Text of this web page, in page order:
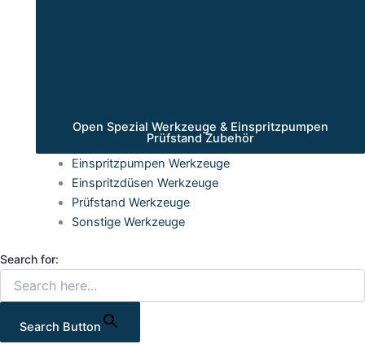
Open Spezial Werkzeuge & Einspritzpumpen
Prüfstand Zubehör
Einspritzpumpen Werkzeuge
Einspritzdüsen Werkzeuge
Prüfstand Werkzeuge
Sonstige Werkzeuge
Search for:
Search Button